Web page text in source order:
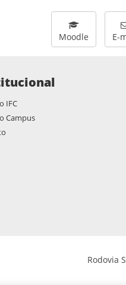
Moodle E-
IFC
Campus
Rodovia